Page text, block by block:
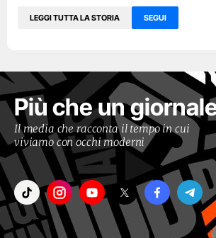
LEGGI TUTTA LA STORIA SEGUI
Più che un
Il media che racconta il tempo in cui
viviamo con occhi moderni